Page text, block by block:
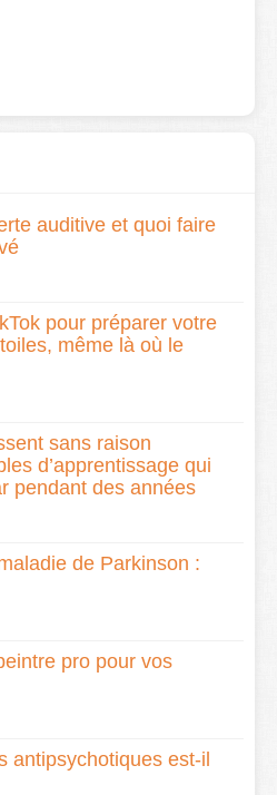
auditive et quoi faire
pour préparer votre
même là où le
sans raison
d’apprentissage qui
pendant des années
de Parkinson :
pro pour vos
antipsychotiques est-il